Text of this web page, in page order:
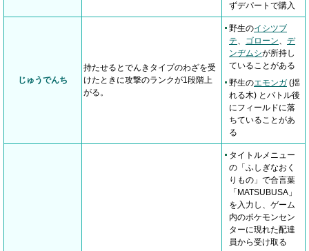
ずデパートで購入
じゅうでんち
持たせるとでんきタイプのわざを受
けたときに攻撃のランクが1段階上
がる。
野生のイシツブ
テ、 ゴローン、 デ
ンヂムシが所持し
ていることがある
野生のエモンガ (揺
れる木) とバトル後
にフィールドに落
ちていることがあ
る
タイトルメニュー
の「ふしぎなおく
りもの」で合言葉
「MATSUBUSA」
を入力し、ゲーム
内のポケモンセン
ターに現れた配達
員から受け取る